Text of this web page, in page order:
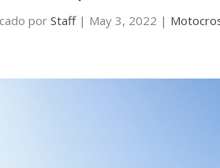
por Staff| May 3, 2022 |